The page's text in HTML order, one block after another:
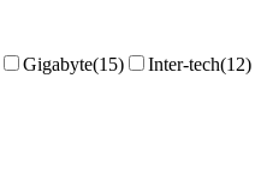
Gigabyte(15) Inter-tech(12)